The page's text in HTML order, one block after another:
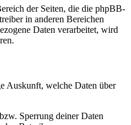
der Seiten, die die phpBB-
in anderen Bereichen
Daten verarbeitet, wird
Auskunft, welche Daten über
Sperrung deiner Daten